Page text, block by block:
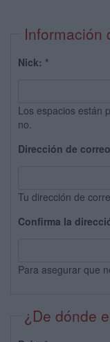
Información
Nick: *
Los espacios están
no.
Dirección de
Tu dirección de
Confirma la
Para asegurar que
¿De dónde